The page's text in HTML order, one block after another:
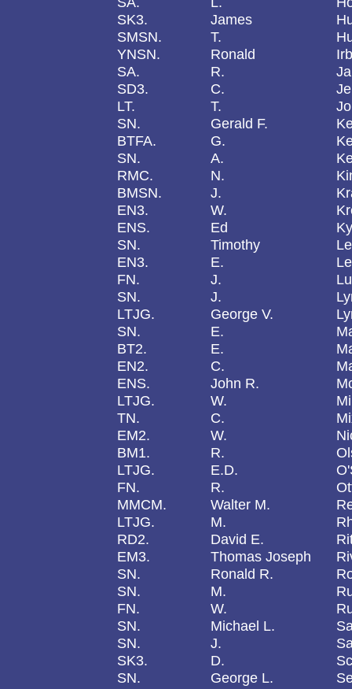
SK3.
James
SMSN.
T.
YNSN.
Ronald
SA.
R.
SD3.
C.
LT.
T.
SN.
Gerald F.
BTFA.
G.
SN.
A.
RMC.
N.
BMSN.
J.
EN3.
W.
ENS.
Ed
SN.
Timothy
EN3.
E.
FN.
J.
SN.
J.
LTJG.
George V.
SN.
E.
BT2.
E.
EN2.
C.
ENS.
John R.
LTJG.
W.
TN.
C.
EM2.
W.
BM1.
R.
LTJG.
E.D.
FN.
R.
MMCM.
Walter M.
LTJG.
M.
RD2.
David E.
EM3.
Thomas Joseph
SN.
Ronald R.
SN.
M.
FN.
W.
SN.
Michael L.
SN.
J.
SK3.
D.
SN.
George L.